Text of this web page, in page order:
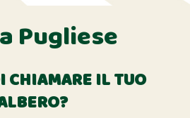
Pugliese
CHIAMARE IL TUO